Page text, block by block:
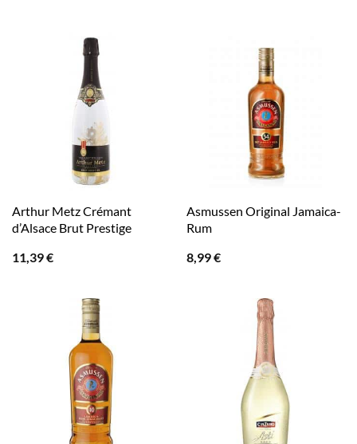
Arthur Metz Crémant
d’Alsace Brut Prestige
11,39€
Asmussen Original Jamaica-
Rum
8,99€